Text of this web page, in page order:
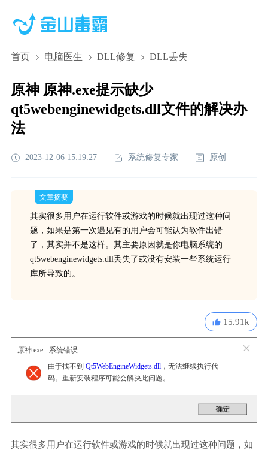
首页 电脑医生 DLL修复 DLL丢失
原神 原神.exe提示缺少
qt5webenginewidgets.dll文件的解决办
法
2023-12-06 15:19:27 系统修复专家 原创
文章摘要
其实很多用户在运行软件或游戏的时候就出现过这种问
题，如果是第一次遇见有的用户会可能认为软件出错
了，其实并不是这样。其主要原因就是你电脑系统的
qt5webenginewidgets.dll丢失了或没有安装一些系统运行
库所导致的。
15.91k
原神.exe - 系统错误
由于找不到 Qt5WebEngineWidgets.dll，无法继续执行代
码。重新安装程序可能会解决此问题。
其实很多用户在运行软件或游戏的时候就出现过这种问题，如